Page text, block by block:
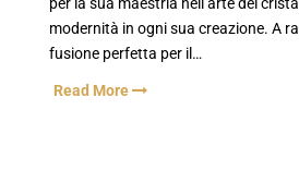
modernità in ogni sua creazione. A
fusione perfetta per il…
Read More